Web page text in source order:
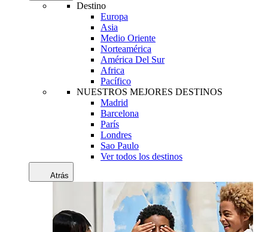
Destino
Europa
Asia
Medio Oriente
Norteamérica
América Del Sur
Africa
Pacífico
NUESTROS MEJORES DESTINOS
Madrid
Barcelona
París
Londres
Sao Paulo
Ver todos los destinos
Atrás